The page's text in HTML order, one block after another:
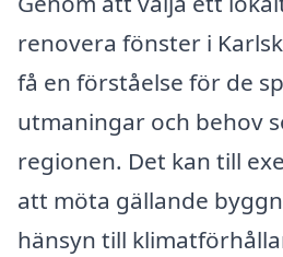
renovera fönster i
få en förståelse för de
utmaningar och behov
regionen. Det kan till
att möta gällande
hänsyn till